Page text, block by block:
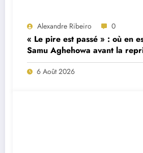
Alexandre Ribeiro 0
« Le pire est passé » : où en
Samu Aghehowa avant la
Porto ?
6 Août 2026